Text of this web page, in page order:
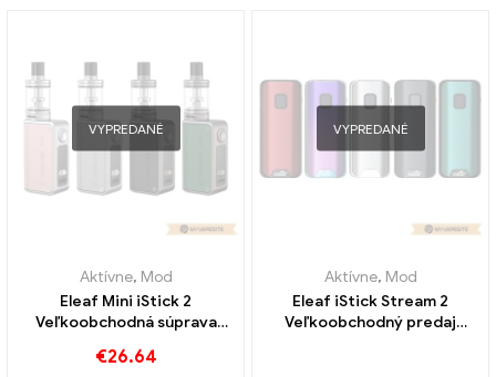
VYPREDANÉ
Aktívne, Mod
Eleaf Mini iStick 2
Veľkoobchodná súprava
na mieru
€26.64
VYPREDANÉ
Aktívne, Mod
Eleaf iStick Stream 2
Veľkoobchodný predaj